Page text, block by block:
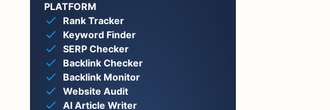
PLATFORM
Rank Tracker
Keyword Finder
SERP Checker
Backlink Checker
Backlink Monitor
Website Audit
AI Article Writer